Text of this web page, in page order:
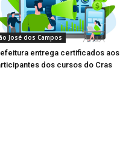
José dos Campos
entrega certificados aos
dos cursos do Cras